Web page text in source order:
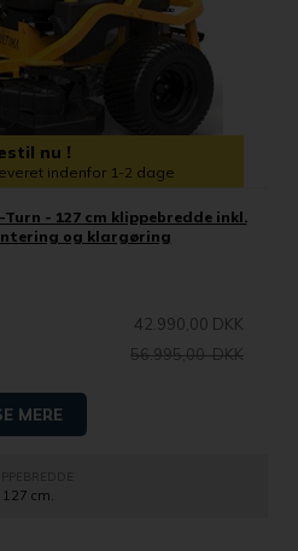
nu !
indenfor 1-2 dage
Turn - 127 cm klippebredde inkl.
og klargøring
42.990,00 DKK
56.995,00 DKK
MERE
127 cm.